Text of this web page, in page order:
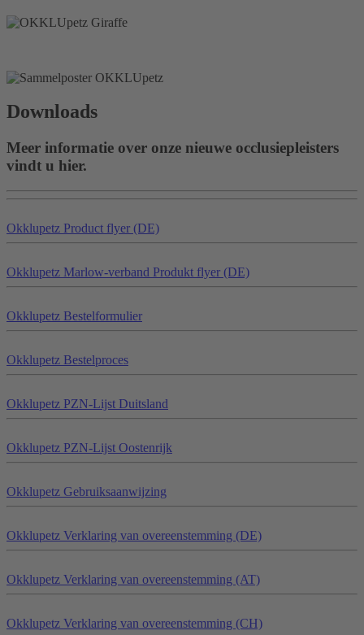
Downloads
Meer informatie over onze nieuwe occlusiepleisters
vindt u hier.
Okklupetz Product flyer (DE)
Okklupetz Marlow-verband Produkt flyer (DE)
Okklupetz Bestelformulier
Okklupetz Bestelproces
Okklupetz PZN-Lijst Duitsland
Okklupetz PZN-Lijst Oostenrijk
Okklupetz Gebruiksaanwijzing
Okklupetz Verklaring van overeenstemming (DE)
Okklupetz Verklaring van overeenstemming (AT)
Okklupetz Verklaring van overeenstemming (CH)